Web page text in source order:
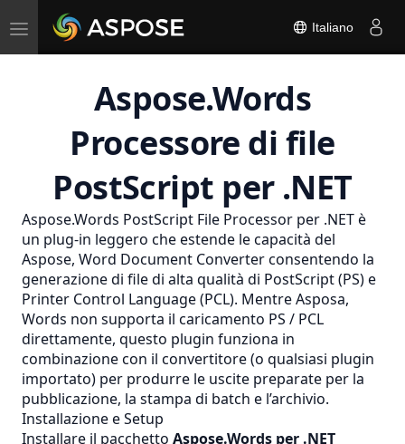
Toggle
navigation
Italiano
Aspose.Words
Processore di file
PostScript per .NET
Aspose.Words PostScript File Processor per .NET è
un plug-in leggero che estende le capacità del
Aspose, Word Document Converter consentendo la
generazione di file di alta qualità di PostScript (PS) e
Printer Control Language (PCL). Mentre Asposa,
Words non supporta il caricamento PS / PCL
direttamente, questo plugin funziona in
combinazione con il convertitore (o qualsiasi plugin
importato) per produrre le uscite preparate per la
pubblicazione, la stampa di batch e l’archivio.
Installazione e Setup
Installare il pacchetto Aspose.Words per .NET